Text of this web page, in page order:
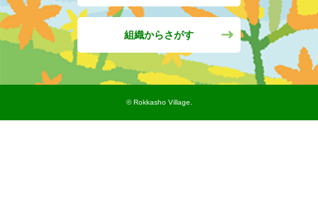
組織からさがす
©︎ Rokkasho Village.